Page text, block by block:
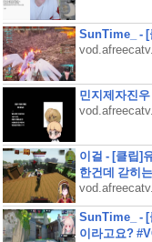
SunTime_ - [
민지제자진
이걸 - [클립]
한건데 갇히
SunTime_ - [
이라고요?